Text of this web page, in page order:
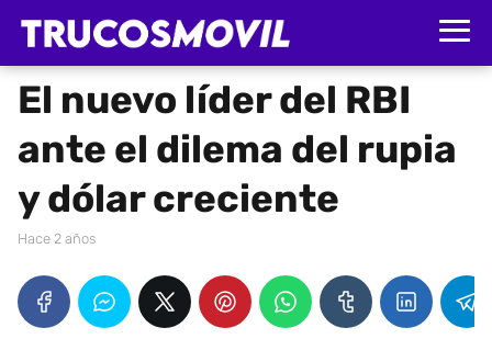
El nuevo líder del RBI
ante el dilema del rupia
y dólar creciente
hace 2 años